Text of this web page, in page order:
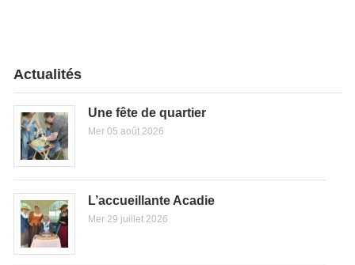
Actualités
Une fête de quartier
Mer 05 août 2026
L’accueillante Acadie
Mer 29 juillet 2026